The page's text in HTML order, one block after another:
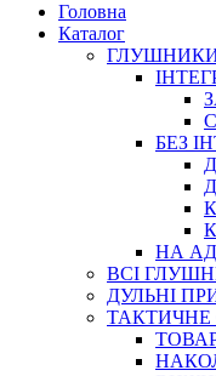
Головна
Каталог
БЕЗ
НА
ВСІ
ДУЛЬНІ